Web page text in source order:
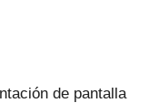
de pantalla